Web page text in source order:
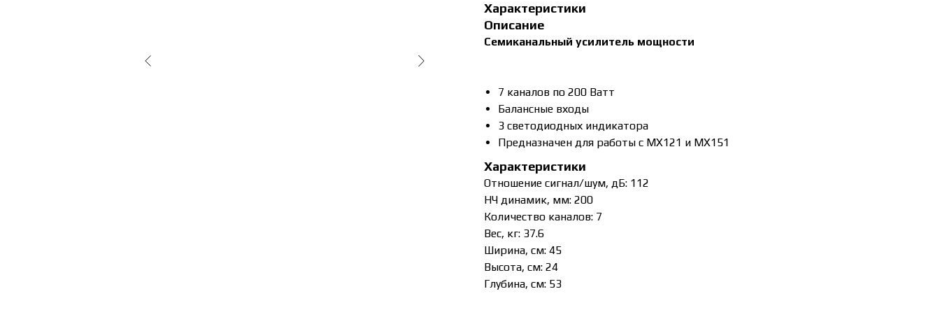
Характеристики
Описание
Семиканальный усилитель мощности
7 каналов по 200 Ватт
Балансные входы
3 светодиодных индикатора
Предназначен для работы с MX121 и MX151
Характеристики
Отношение сигнал/шум, дБ: 112
НЧ динамик, мм: 200
Количество каналов: 7
Вес, кг: 37.6
Ширина, см: 45
Высота, см: 24
Глубина, см: 53